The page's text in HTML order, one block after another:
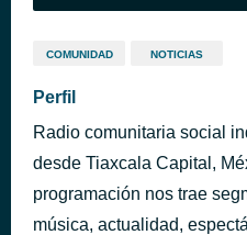
COMUNIDAD NOTICIAS
Perfil
Radio comunitaria social
desde Tiaxcala Capital,
programación nos trae
música, actualidad,